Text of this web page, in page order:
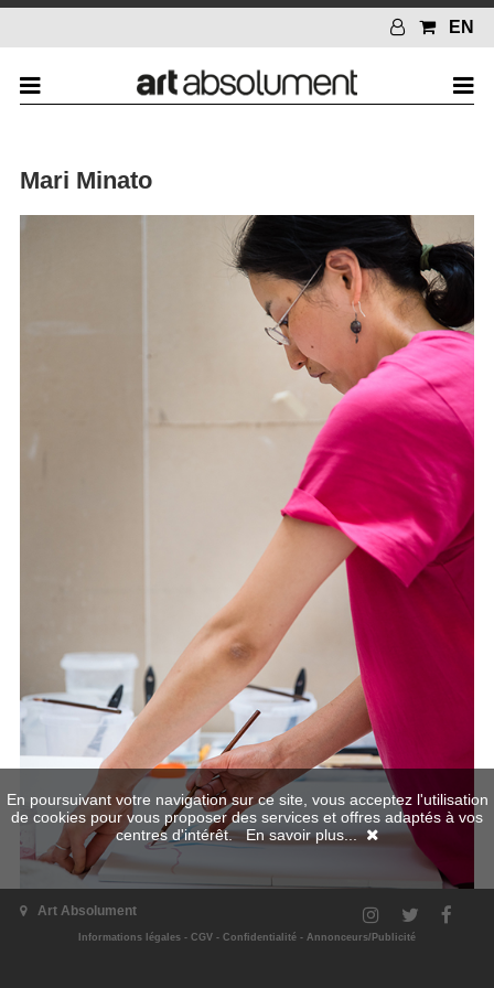
EN
Mari Minato
1981 (Kyoto (Japon))
Travaille à :Paris
Art Absolument
Informations légales - CGV - Confidentialité - Annonceurs/Publicité
En poursuivant votre navigation sur ce site, vous acceptez l'utilisation
de cookies pour vous proposer des services et offres adaptés à vos
centres d'intérêt.En savoir plus...